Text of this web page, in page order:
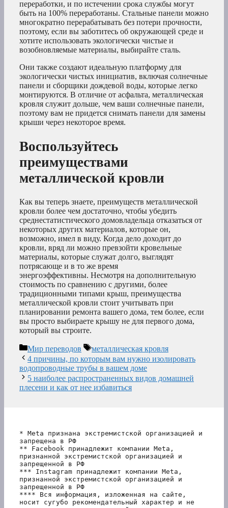
переработки, и по истечении срока службы могут
быть на 100% переработаны. Стальные панели можно
многократно перерабатывать без потери прочности,
поэтому, если вы заботитесь об окружающей среде и
хотите использовать экологически чистые и
возобновляемые материалы, выбирайте сталь.
Они также создают идеальную платформу для
экологически чистых инициатив, включая солнечные
панели и сборщики дождевой воды, которые легко
монтируются. В отличие от асфальта, металлическая
кровля служит дольше, чем ваши солнечные панели,
поэтому вам не придется снимать панели для замены
крыши через некоторое время.
Воспользуйтесь
преимуществами
металлической кровли
Как вы теперь знаете, преимуществ металлической
кровли более чем достаточно, чтобы убедить
среднестатистического домовладельца отказаться от
некоторых других материалов, которые он,
возможно, имел в виду. Когда дело доходит до
кровли, вряд ли можно превзойти кровельные
материалы, которые служат долго, выглядят
потрясающе и в то же время
энергоэффективны. Несмотря на дополнительную
стоимость по сравнению с другими, более
традиционными типами крыш, преимущества
металлической кровли стоит учитывать при
планировании ремонта вашего дома, тем более, если
вы просто выбираете крышу не для первого дома,
который вы строите.
Рубрики
Мир переводов Метки
металлическая кровля
4 причины, по которым вам нужно изолировать
водопроводные трубы в вашем доме
5 наиболее распространенных видов домашней
плесени и как от нее избавиться
* Meta признана экстремистской организацией и
запрещена в РФ
** Facebook принадлежит компании Meta,
признанной экстремистской организацией и
запрещенной в РФ
*** Instagram принадлежит компании Meta,
признанной экстремистской организацией и
запрещенной в РФ
**** Вся информация, изложенная на сайте,
носит сугубо рекомендательный характер и не